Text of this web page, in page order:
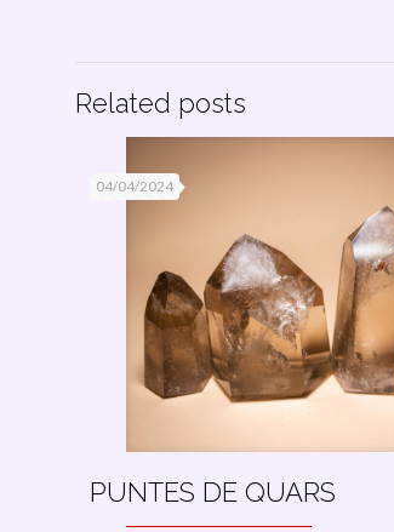
Related posts
04/04/2024
PUNTES DE QUARS